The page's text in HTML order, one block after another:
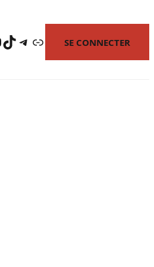
TikTok Telegram Lien SE CONNECTER